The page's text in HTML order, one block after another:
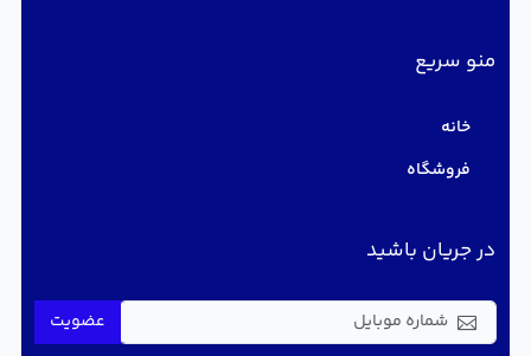
منو سریع
خانه
فروشگاه
در جریان باشید
عضویت